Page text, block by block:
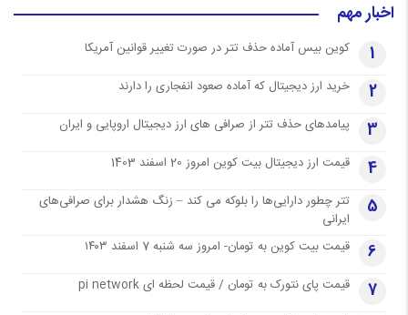
اخبار مهم
1 کوین بیس آماده حذف تتر در صورت تغییر قوانین آمریکا
2 خرید ارز دیجیتال که آماده صعود انفجاری را دارند
3 پیامدهای حذف تتر از صرافی های ارز دیجیتال اروپایی و ایران
4 قیمت ارز دیجیتال بیت کوین امروز 20 اسفند 1403
5
تتر چطور دارایی‌ها را بلوکه می کند – زنگ هشدار برای صرافی‌های
ایرانی
6 قیمت بیت کوین به تومان- امروز سه شنبه 7 اسفند ۱۴۰۳
7 قیمت پای نتورک به تومان / قیمت لحظه ای pi network